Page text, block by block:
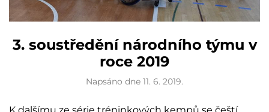
3. soustředění národního týmu v
roce 2019
Napsáno dne 11. 6. 2019.
K dalšímu ze série tréninkových kempů se čeští